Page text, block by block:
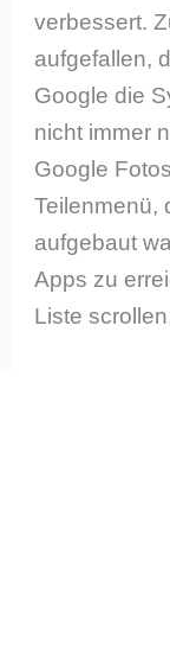
verbessert.
aufgefallen,
Google die
nicht immer
Google
Teilenmenü,
aufgebaut
Apps zu
Liste